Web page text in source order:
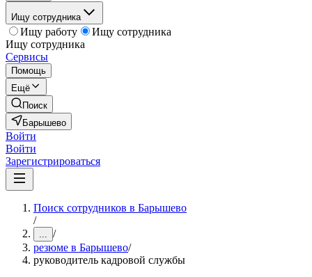
Ищу сотрудника
Ищу работу
Ищу сотрудника
Ищу сотрудника
Сервисы
Помощь
Ещё
Поиск
Барышево
Войти
Войти
Зарегистрироваться
Поиск сотрудников в Барышево
/
... /
резюме в Барышево/
руководитель кадровой службы